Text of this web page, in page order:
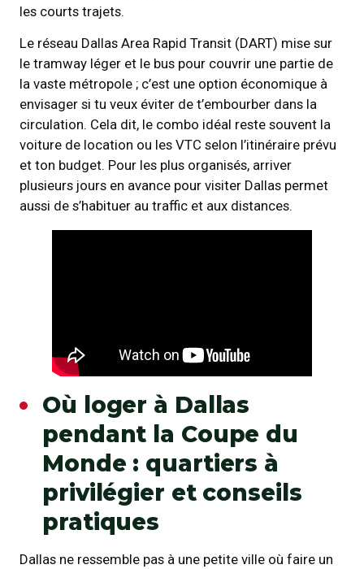
les courts trajets.
Le réseau Dallas Area Rapid Transit (DART) mise sur
le tramway léger et le bus pour couvrir une partie de
la vaste métropole ; c’est une option économique à
envisager si tu veux éviter de t’embourber dans la
circulation. Cela dit, le combo idéal reste souvent la
voiture de location ou les VTC selon l’itinéraire prévu
et ton budget. Pour les plus organisés, arriver
plusieurs jours en avance pour visiter Dallas permet
aussi de s’habituer au traffic et aux distances.
Où loger à Dallas
pendant la Coupe du
Monde : quartiers à
privilégier et conseils
pratiques
Dallas ne ressemble pas à une petite ville où faire un